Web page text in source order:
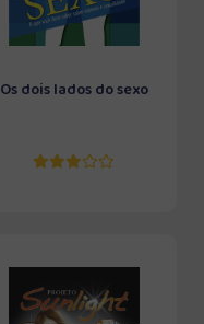
Os dois lados do sexo